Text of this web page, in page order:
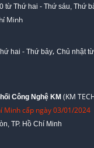
từ Thứ hai - Thứ sáu, Thứ
Minh
hai - Thứ bảy, Chủ nhật
Công Nghệ KM (KM
Minh cấp ngày 03/01/2024
TP. Hồ Chí Minh